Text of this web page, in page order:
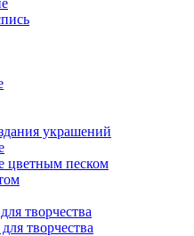
украшений
цветным песком
творчества
творчества